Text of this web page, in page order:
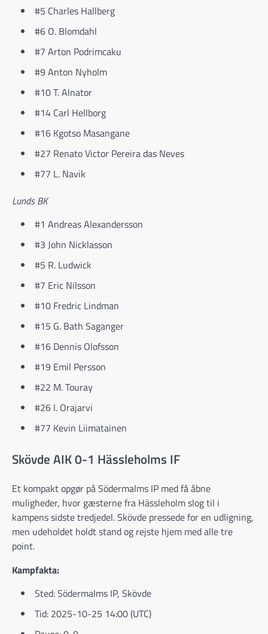
#5 Charles Hallberg
#6 O. Blomdahl
#7 Arton Podrimcaku
#9 Anton Nyholm
#10 T. Alnator
#14 Carl Hellborg
#16 Kgotso Masangane
#27 Renato Victor Pereira das Neves
#77 L. Navik
Lunds BK
#1 Andreas Alexandersson
#3 John Nicklasson
#5 R. Ludwick
#7 Eric Nilsson
#10 Fredric Lindman
#15 G. Bath Saganger
#16 Dennis Olofsson
#19 Emil Persson
#22 M. Touray
#26 I. Orajarvi
#77 Kevin Liimatainen
Skövde AIK 0-1 Hässleholms IF
Et kompakt opgør på Södermalms IP med få åbne
muligheder, hvor gæsterne fra Hässleholm slog til i
kampens sidste tredjedel. Skövde pressede for en udligning,
men udeholdet holdt stand og rejste hjem med alle tre
point.
Kampfakta:
Sted: Södermalms IP, Skövde
Tid: 2025-10-25 14:00 (UTC)